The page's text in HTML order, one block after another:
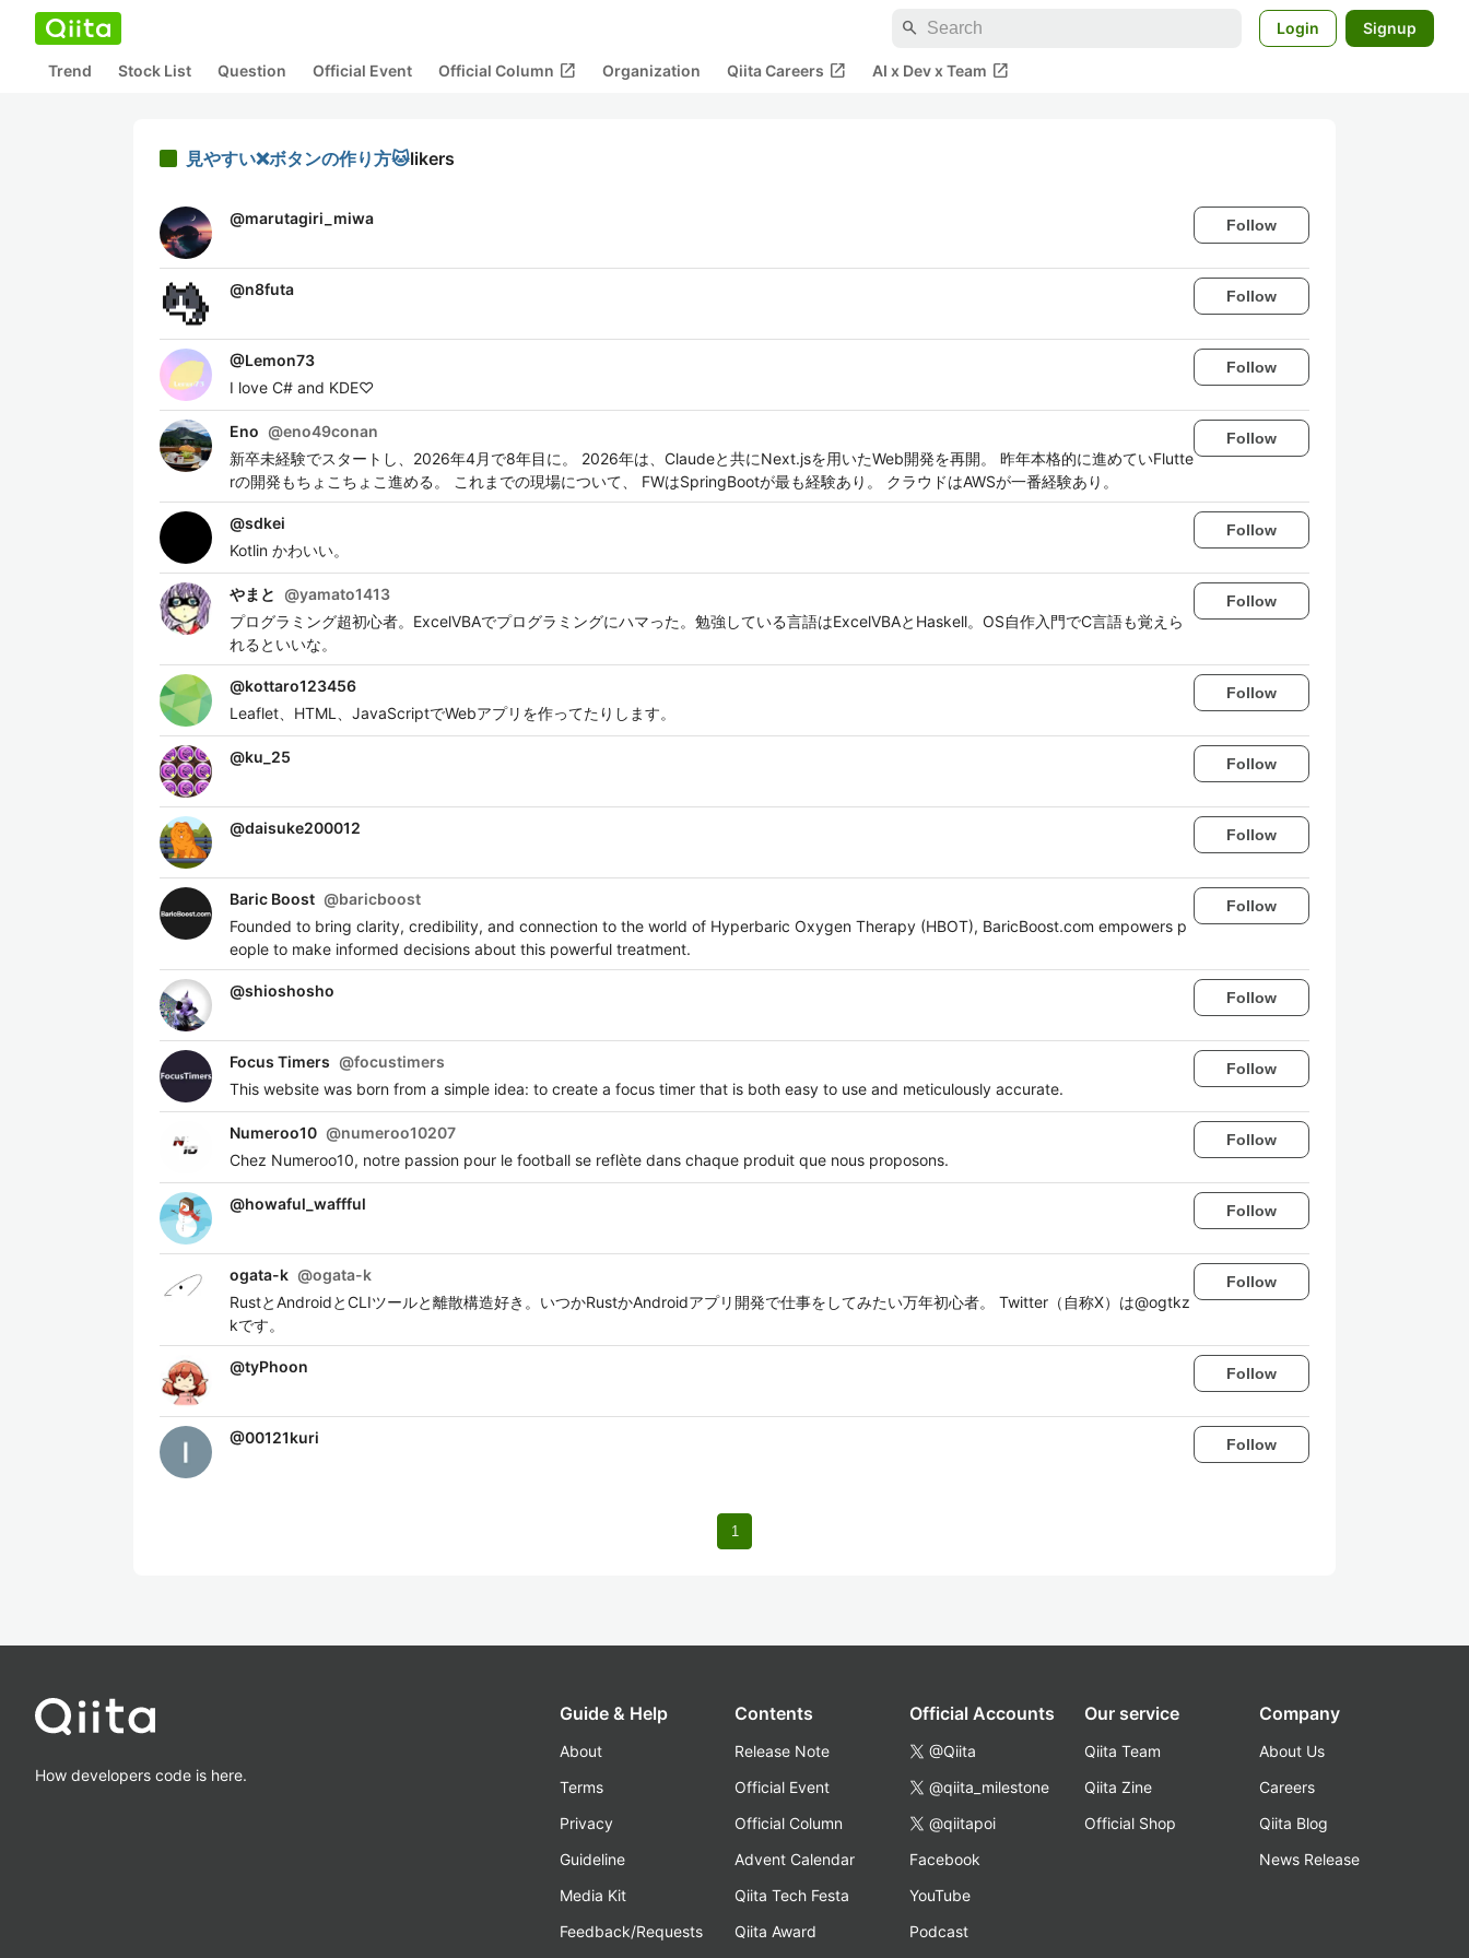
search Login Signup
Trend Stock List Question Official Event Official Column open_in_new Organization Qiita Careers open_in_new AI x Dev x Team open_in_new
見やすい❌ボタンの作り方🐱likers
@marutagiri_miwa Follow
@n8futa Follow
@Lemon73
I love C# and KDE♡
Follow
Eno @eno49conan
新卒未経験でスタートし、2026年4月で8年目に。 2026年は、Claudeと共にNext.jsを用いたWeb開発を再開。 昨年本格的に進めていFlutte
rの開発もちょこちょこ進める。 これまでの現場について、 FWはSpringBootが最も経験あり。 クラウドはAWSが一番経験あり。
Follow
@sdkei
Kotlin かわいい。
Follow
やまと @yamato1413
プログラミング超初心者。ExcelVBAでプログラミングにハマった。勉強している言語はExcelVBAとHaskell。OS自作入門でC言語も覚えら
れるといいな。
Follow
@kottaro123456
Leaflet、HTML、JavaScriptでWebアプリを作ってたりします。
Follow
@ku_25 Follow
@daisuke200012 Follow
Baric Boost @baricboost
Founded to bring clarity, credibility, and connection to the world of Hyperbaric Oxygen Therapy (HBOT), BaricBoost.com empowers p
eople to make informed decisions about this powerful treatment.
Follow
@shioshosho Follow
Focus Timers @focustimers
This website was born from a simple idea: to create a focus timer that is both easy to use and meticulously accurate.
Follow
Numeroo10 @numeroo10207
Chez Numeroo10, notre passion pour le football se reflète dans chaque produit que nous proposons.
Follow
@howaful_waffful Follow
ogata-k @ogata-k
RustとAndroidとCLIツールと離散構造好き。いつかRustかAndroidアプリ開発で仕事をしてみたい万年初心者。 Twitter（自称X）は@ogtkz
kです。
Follow
@tyPhoon Follow
@00121kuri Follow
1
How developers code is here.
Guide & Help
About
Terms
Privacy
Guideline
Media Kit
Feedback/Requests
Contents
Release Note
Official Event
Official Column
Advent Calendar
Qiita Tech Festa
Qiita Award
Official Accounts
@Qiita
@qiita_milestone
@qiitapoi
Facebook
YouTube
Podcast
Our service
Qiita Team
Qiita Zine
Official Shop
Company
About Us
Careers
Qiita Blog
News Release